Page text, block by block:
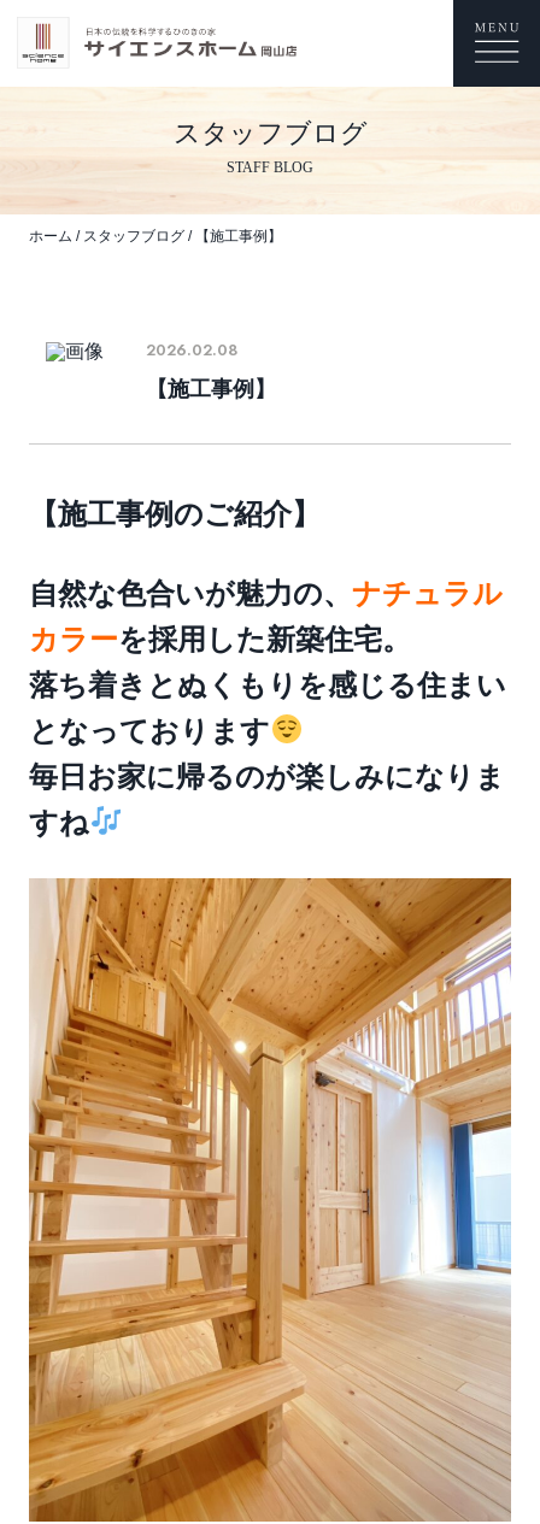
スタッフブログ
STAFF BLOG
ホーム / スタッフブログ/ 【施工事例】
2026.02.08
【施工事例】
【施工事例のご紹介】
自然な色合いが魅力の、 ナチュラル
カラーを採用した新築住宅。
落ち着きとぬくもりを感じる住まい
となっております
毎日お家に帰るのが楽しみになりま
すね